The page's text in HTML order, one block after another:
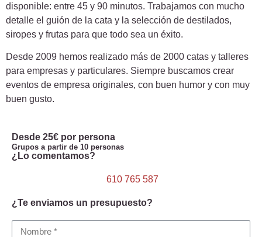
disponible: entre 45 y 90 minutos. Trabajamos con mucho
detalle el guión de la cata y la selección de destilados,
siropes y frutas para que todo sea un éxito.
Desde 2009 hemos realizado más de 2000 catas y talleres
para empresas y particulares. Siempre buscamos crear
eventos de empresa originales, con buen humor y con muy
buen gusto.
Desde 25€ por persona
Grupos a partir de 10 personas
¿Lo comentamos?
610 765 587
¿Te enviamos un presupuesto?